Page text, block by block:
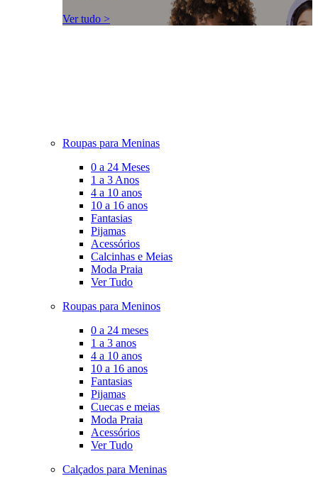
Ver tudo >
Roupas para Meninas
0 a 24 Meses
1 a 3 Anos
4 a 10 anos
10 a 16 anos
Fantasias
Pijamas
Acessórios
Calcinhas e Meias
Moda Praia
Ver Tudo
Roupas para Meninos
0 a 24 meses
1 a 3 anos
4 a 10 anos
10 a 16 anos
Fantasias
Pijamas
Cuecas e meias
Moda Praia
Acessórios
Ver Tudo
Calçados para Meninas